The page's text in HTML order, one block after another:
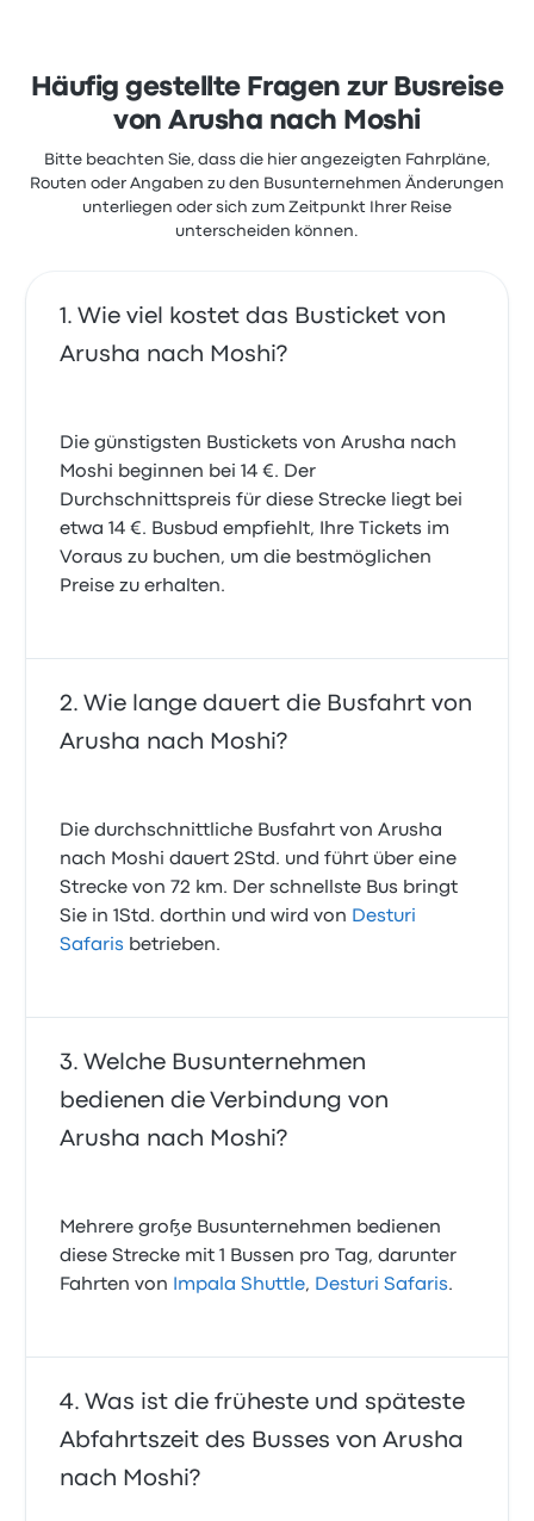
44 € beginnen und die kürzeste Fahrt etwa 1 Stunde
29 Minuten dauert. Desturi Safaris bringt dich zu
Häufig gestellte Fragen zur Busreise
von Arusha nach Moshi
Bitte beachten Sie, dass die hier angezeigten Fahrpläne,
Routen oder Angaben zu den Busunternehmen Änderungen
unterliegen oder sich zum Zeitpunkt Ihrer Reise
unterscheiden können.
Wie viel kostet das Busticket von
Arusha nach Moshi?
Die günstigsten Bustickets von Arusha nach
Moshi beginnen bei 14 €. Der
Durchschnittspreis für diese Strecke liegt bei
etwa 14 €. Busbud empfiehlt, Ihre Tickets im
Voraus zu buchen, um die bestmöglichen
Preise zu erhalten.
Wie lange dauert die Busfahrt von
Arusha nach Moshi?
Die durchschnittliche Busfahrt von Arusha
nach Moshi dauert 2Std. und führt über eine
Strecke von 72 km. Der schnellste Bus bringt
Sie in 1Std. dorthin und wird von Desturi
Safaris betrieben.
Welche Busunternehmen
bedienen die Verbindung von
Arusha nach Moshi?
Mehrere große Busunternehmen bedienen
diese Strecke mit 1 Bussen pro Tag, darunter
Fahrten von
Impala Shuttle, Desturi Safaris.
Was ist die früheste und späteste
Abfahrtszeit des Busses von Arusha
nach Moshi?